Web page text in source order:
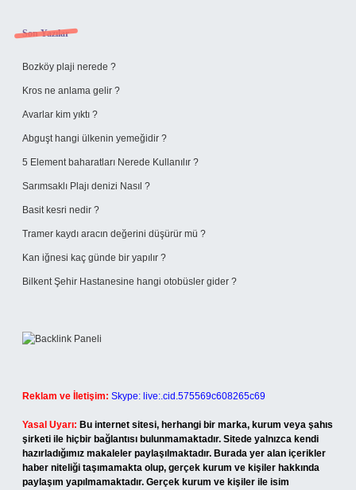
Sidebar
Son Yazılar
Bozköy plaji nerede ?
Kros ne anlama gelir ?
Avarlar kim yıktı ?
Abguşt hangi ülkenin yemeğidir ?
5 Element baharatları Nerede Kullanılır ?
Sarımsaklı Plajı denizi Nasıl ?
Basit kesri nedir ?
Tramer kaydı aracın değerini düşürür mü ?
Kan iğnesi kaç günde bir yapılır ?
Bilkent Şehir Hastanesine hangi otobüsler gider ?
Reklam ve İletişim: Skype: live:.cid.575569c608265c69
Yasal Uyarı: Bu internet sitesi, herhangi bir marka, kurum veya şahıs
şirketi ile hiçbir bağlantısı bulunmamaktadır. Sitede yalnızca kendi
hazırladığımız makaleler paylaşılmaktadır. Burada yer alan içerikler
haber niteliği taşımamakta olup, gerçek kurum ve kişiler hakkında
paylaşım yapılmamaktadır. Gerçek kurum ve kişiler ile isim